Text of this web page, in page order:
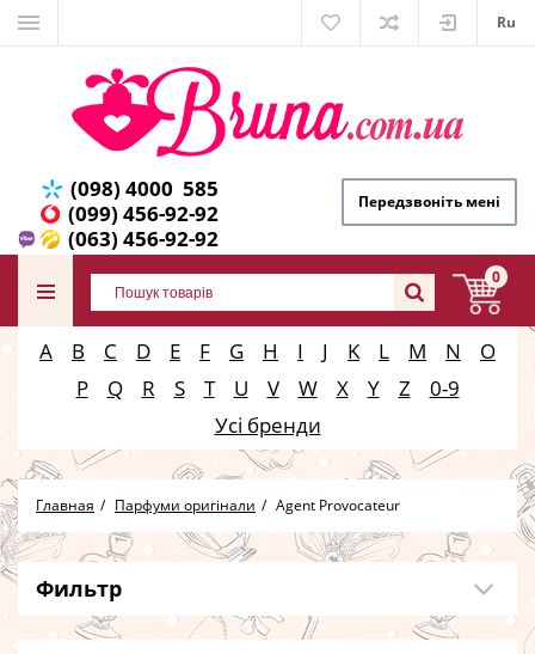
Ru
(098) 4000 585
(099) 456-92-92
(063) 456-92-92
Передзвоніть мені
0
A B C D E F G H I J K L M N
O
P
Q R S T U V W X Y Z
0-9
Усі бренди
Главная Парфуми оригінали Agent Provocateur
Фильтр